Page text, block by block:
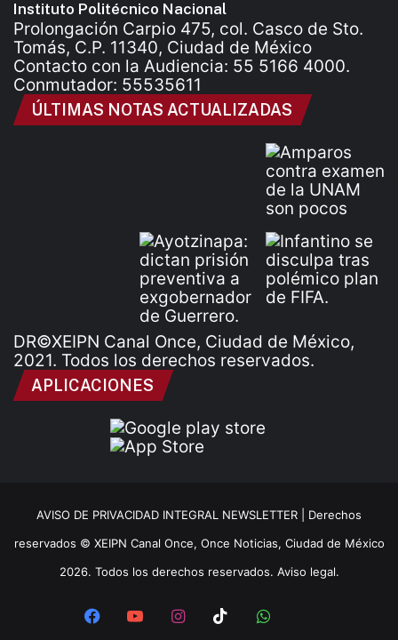
Instituto Politécnico Nacional
Prolongación Carpio 475, col. Casco de Sto.
Tomás, C.P. 11340, Ciudad de México
Contacto con la Audiencia: 55 5166 4000.
Conmutador: 55535611
ÚLTIMAS NOTAS ACTUALIZADAS
DR©XEIPN Canal Once, Ciudad de México,
2021. Todos los derechos reservados.
APLICACIONES
AVISO DE PRIVACIDAD INTEGRAL NEWSLETTER | Derechos
reservados © XEIPN Canal Once, Once Noticias, Ciudad de México
2026. Todos los derechos reservados. Aviso legal.
FacebookYouTubeInstagram
TikTokWhatsApp